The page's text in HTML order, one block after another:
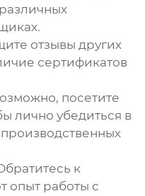
отзывы других
сертификатов
посетите
лично убедиться в
к
опыт работы с